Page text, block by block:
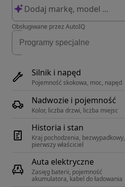
Obsługiwane przez AutoIQ
Silnik i napęd
Pojemność skokowa, moc, napęd
Nadwozie i pojemność
Kolor, liczba drzwi, liczba miejsc
Historia i stan
Kraj pochodzenia, bezwypadkowy,
pierwszy właściciel
Auta elektryczne
Zasięg baterii, pojemność
akumulatora, kabel do ładowania